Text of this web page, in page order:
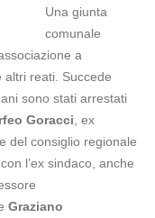
Una giunta
comunale
a
altri reati. Succede
sono stati arrestati
Goracci , ex
del consiglio regionale
l’ex sindaco, anche
Graziano